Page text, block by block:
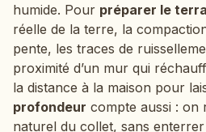
humide. Pour préparer le
réelle de la terre, la
pente, les traces de
proximité d’un mur qui
la distance à la maison pour
profondeur compte aussi : on
naturel du collet, sans